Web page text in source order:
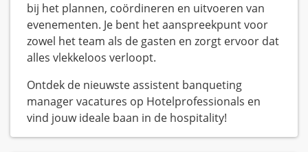
bij het plannen, coördineren en uitvoeren van
evenementen. Je bent het aanspreekpunt voor
zowel het team als de gasten en zorgt ervoor dat
alles vlekkeloos verloopt.
Ontdek de nieuwste assistent banqueting
manager vacatures op Hotelprofessionals en
vind jouw ideale baan in de hospitality!